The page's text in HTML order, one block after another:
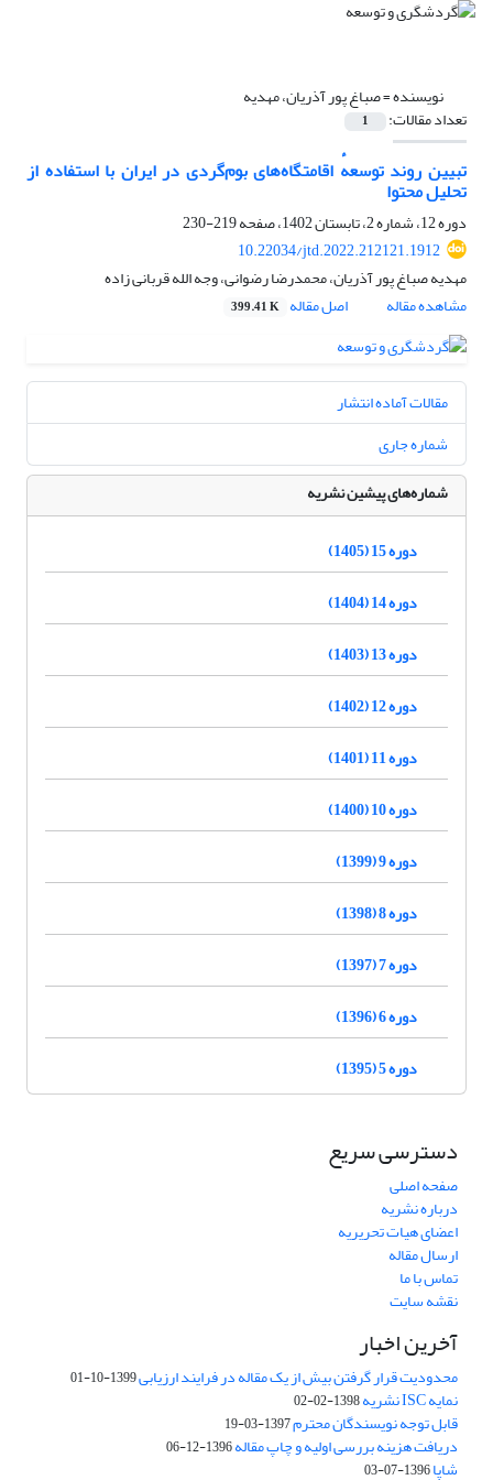
نویسنده =صباغ پور آذریان، مهدیه
تعداد مقالات: 1
تبیین روند توسعهٔ اقامتگاه‌های بوم‌گردی در ایران با استفاده از
تحلیل محتوا
دوره 12، شماره 2، تابستان 1402، صفحه
219-230
10.22034/jtd.2022.212121.1912
مهدیه صباغ پور آذریان، محمدرضا رضوانی، وجه الله قربانی زاده
مشاهده مقاله
اصل مقاله 399.41 K
مقالات آماده انتشار
شماره جاری
شماره‌های پیشین نشریه
دوره 15 (1405)
دوره 14 (1404)
دوره 13 (1403)
دوره 12 (1402)
دوره 11 (1401)
دوره 10 (1400)
دوره 9 (1399)
دوره 8 (1398)
دوره 7 (1397)
دوره 6 (1396)
دوره 5 (1395)
دسترسی سریع
صفحه اصلی
درباره نشریه
اعضای هیات تحریریه
ارسال مقاله
تماس با ما
نقشه سایت
آخرین اخبار
محدودیت قرار گرفتن بیش از یک مقاله در فرایند ارزیابی1399-10-01
نمایه ISC نشریه 1398-02-02
قابل توجه نویسندگان محترم1397-03-19
دریافت هزینه بررسی اولیه و چاپ مقاله1396-12-06
شاپا1396-07-03